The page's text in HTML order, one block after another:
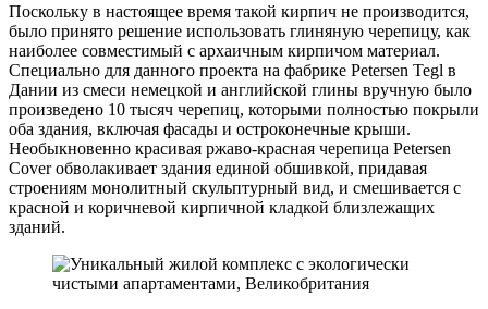
Поскольку в настоящее время такой кирпич не производится,
было принято решение использовать глиняную черепицу, как
наиболее совместимый с архаичным кирпичом материал.
Специально для данного проекта на фабрике Petersen Tegl в
Дании из смеси немецкой и английской глины вручную было
произведено 10 тысяч черепиц, которыми полностью покрыли
оба здания, включая фасады и остроконечные крыши.
Необыкновенно красивая ржаво-красная черепица Petersen
Cover обволакивает здания единой обшивкой, придавая
строениям монолитный скульптурный вид, и смешивается с
красной и коричневой кирпичной кладкой близлежащих
зданий.